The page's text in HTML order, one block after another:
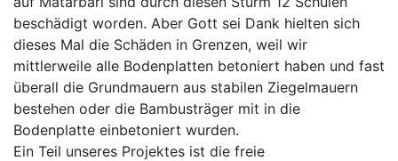
beschädigt worden. Aber Gott sei Dank hielten sich
dieses Mal die Schäden in Grenzen, weil wir
mittlerweile alle Bodenplatten betoniert haben und fast
überall die Grundmauern aus stabilen Ziegelmauern
bestehen oder die Bambusträger mit in die
Bodenplatte einbetoniert wurden.
Ein Teil unseres Projektes ist die freie